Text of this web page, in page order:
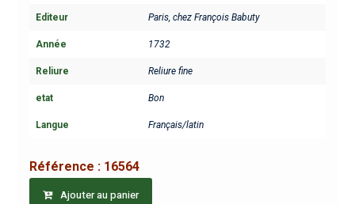
Editeur Paris, chez François Babuty
Année 1732
Reliure Reliure fine
etat Bon
Langue Français/latin
Référence : 16564
Ajouter au panier